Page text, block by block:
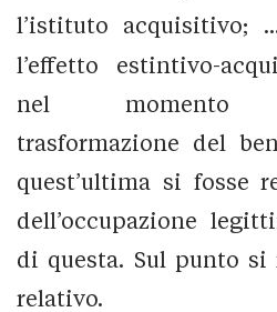
l’istituto acquisitivo;
l’effetto estintivo-
nel momento
trasformazione del
quest’ultima si fosse
dell’occupazione
di questa. Sul punto
relativo.